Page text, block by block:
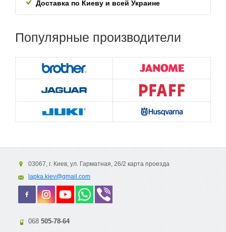
Доставка по Киеву и всей Украине
Популярные производители
03067, г. Киев, ул. Гарматная, 26/2 карта проезда
lapka.kiev@gmail.com
068 505-78-64